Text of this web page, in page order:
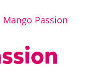
Mango Passion